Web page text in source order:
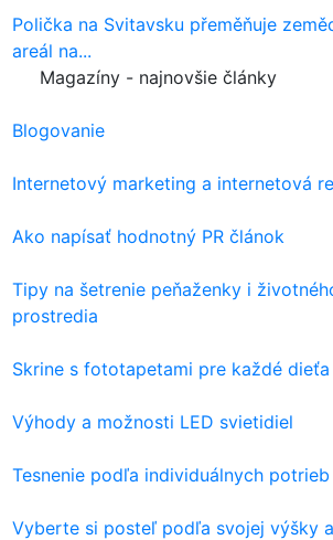
Polička na Svitavsku přeměňuje
areál na...
Magazíny - najnovšie články
Blogovanie
Internetový marketing a internetová
Ako napísať hodnotný PR článok
Tipy na šetrenie peňaženky i
prostredia
Skrine s fototapetami pre každé dieťa
Výhody a možnosti LED svietidiel
Tesnenie podľa individuálnych potrieb
Vyberte si posteľ podľa svojej výšky